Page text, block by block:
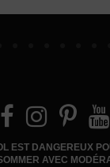
EST DANGEREUX
AVEC